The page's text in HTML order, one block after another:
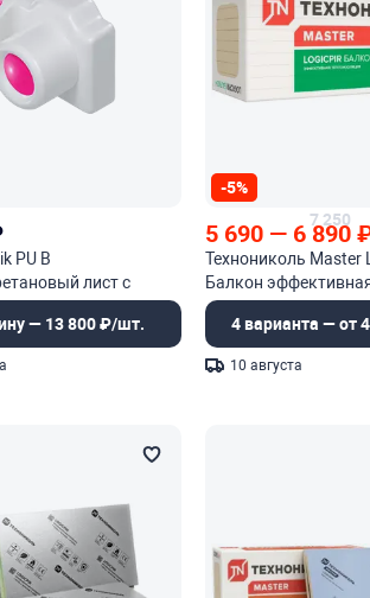
PU B
лист с
— 13 800 ₽/шт.
-5%
5 690 — 7 250
6 890
Технониколь Master
Балкон
теплоизоляция
4 варианта — от
10 августа